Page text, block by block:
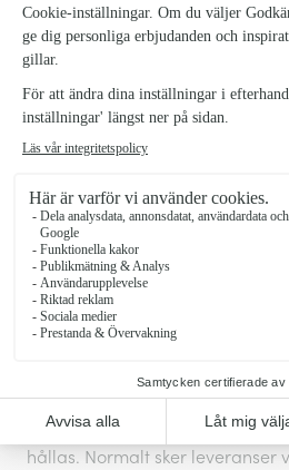
steg.
Blomsorterna i buketten kan
Leveransinformation
Vi kan inte garantera
vi gör alltid vårt yttersta för att
hållas. Normalt sker leveranser